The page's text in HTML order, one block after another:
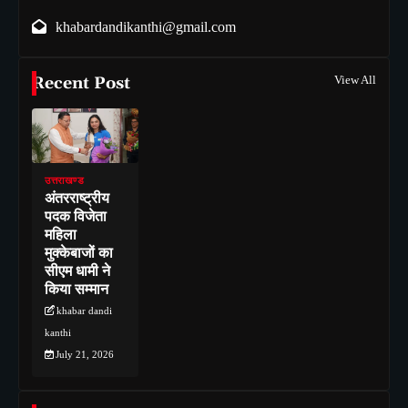
khabardandikanthi@gmail.com
Recent Post View All
उत्तराखण्ड
अंतरराष्ट्रीय
पदक विजेता
महिला
मुक्केबाजों का
सीएम धामी ने
किया सम्मान
khabar dandi
kanthi
July 21, 2026